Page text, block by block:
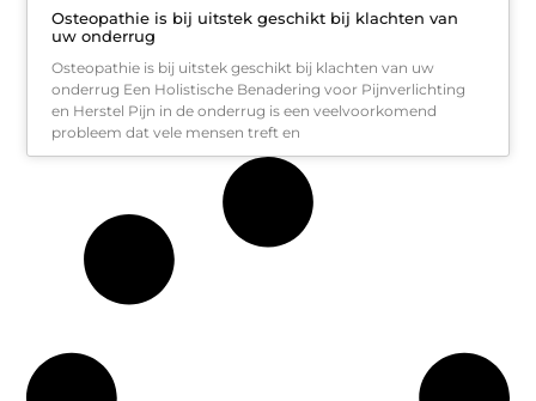
Osteopathie is bij uitstek geschikt bij klachten van
uw onderrug
Osteopathie is bij uitstek geschikt bij klachten van uw
onderrug Een Holistische Benadering voor Pijnverlichting
en Herstel Pijn in de onderrug is een veelvoorkomend
probleem dat vele mensen treft en